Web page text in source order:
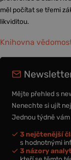
měl počítat se třemi
likviditou.
Knihovna
Mějte přehled s
Nenechte si ujít
Jednou týdně vám
3 nejčtenější
s hodnotnými
3 názory